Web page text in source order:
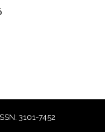
3101-7452